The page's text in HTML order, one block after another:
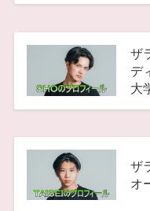
ザ
デ
大
ザ
オ